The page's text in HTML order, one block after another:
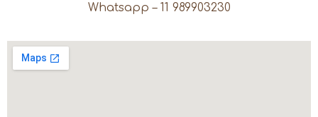
Whatsapp – 11 989903230